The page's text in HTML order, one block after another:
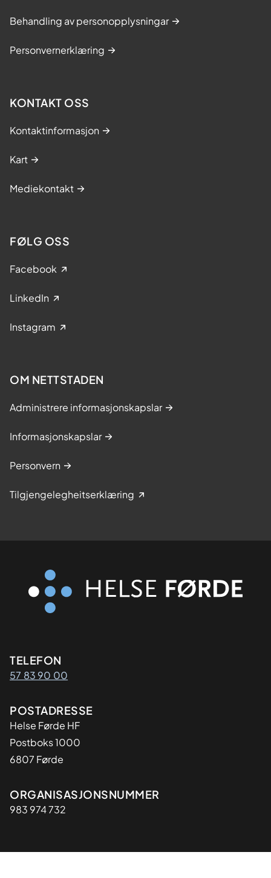
Behandling av personopplysningar
Personvernerklæring
KONTAKT OSS
Kontaktinformasjon
Kart
Mediekontakt
FØLG OSS
Facebook
LinkedIn
Instagram
OM NETTSTADEN
Administrere informasjonskapslar
Informasjonskapslar
Personvern
Tilgjengelegheitserklæring
Kontaktinformasjon
TELEFON
57 83 90 00
Adresse
POSTADRESSE
Helse Førde HF
Postboks 1000
6807 Førde
Organisasjon
ORGANISASJONSNUMMER
983 974 732